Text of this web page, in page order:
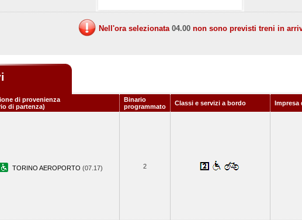
Nell'ora selezionata 04.00 non sono previsti treni in
di provenienza
di partenza)
Binario
programmato
Classi e servizi a bordo Impresa
TORINO AEROPORTO (07.17) 2